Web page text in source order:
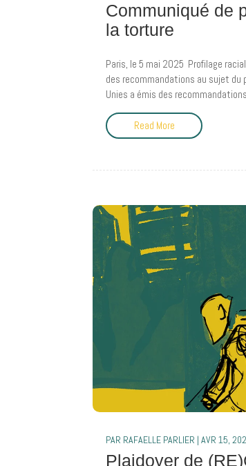
Communiqué de
la torture
Paris, le 5 mai 2025 Profilage
des recommandations au sujet du
Unies a émis des
Read More
PAR RAFAELLE PARLIER |AVR 15,
Plaidoyer de